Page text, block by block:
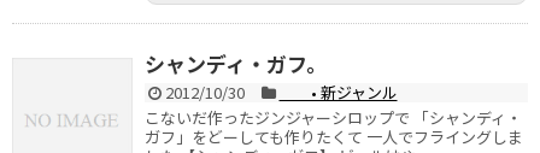
シャンディ・ガフ。
2012/10/30
• 新ジャンル
こないだ作ったジンジャーシロップで 「シャンディ・
ガフ」をどーしても作りたくて 一人でフライングしま